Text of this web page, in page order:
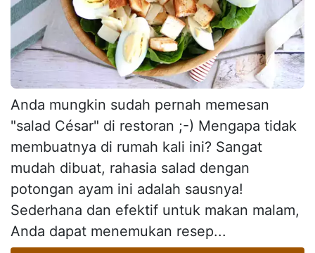
Anda mungkin sudah pernah memesan
"salad César" di restoran ;-) Mengapa tidak
membuatnya di rumah kali ini? Sangat
mudah dibuat, rahasia salad dengan
potongan ayam ini adalah sausnya!
Sederhana dan efektif untuk makan malam,
Anda dapat menemukan resep...